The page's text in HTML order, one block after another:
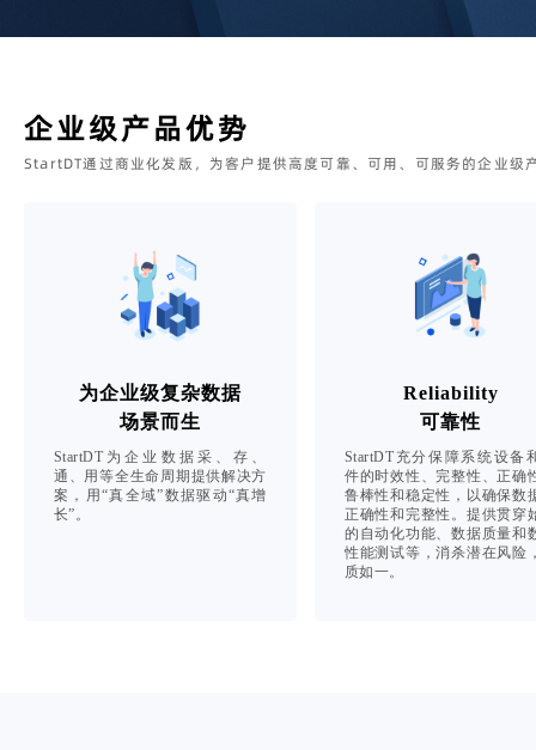
企业级产品优势
StartDT通过商业化发版，为客户提供高度可靠、可用、可服务的企业级
为企业级复杂数据
场景而生
StartDT为企业数据采、存、
通、用等全生命周期提供解决方
案，用“真全域”数据驱动“真增
长”。
Reliability
可靠性
StartDT充分保障系统设备
件的时效性、完整性、正确
鲁棒性和稳定性，以确保数
正确性和完整性。提供贯穿
的自动化功能、数据质量和
性能测试等，消杀潜在风险
质如一。